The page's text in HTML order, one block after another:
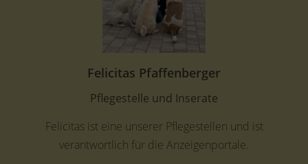
Felicitas Pfaffenberger
Pflegestelle und Inserate
Felicitas ist eine unserer Pflegestellen und ist
verantwortlich für die Anzeigenportale.